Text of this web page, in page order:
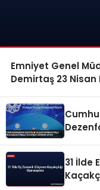
Emniyet Genel
Demirtaş 23 Nisan
31 İlde